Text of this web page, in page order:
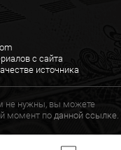
с сайта
источника
не нужны, вы можете
момент по данной ссылке.